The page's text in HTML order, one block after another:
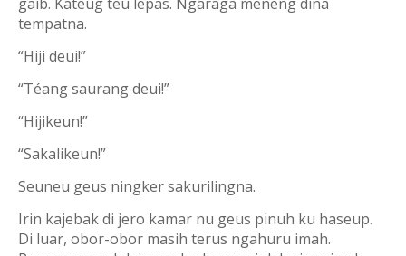
tempatna.
“Hiji deui!”
“Téang saurang deui!”
“Hijikeun!”
“Sakalikeun!”
Seuneu geus ningker sakurilingna.
Irin kajebak di jero kamar nu geus pinuh ku haseup.
Di luar, obor-obor masih terus ngahuru imah.